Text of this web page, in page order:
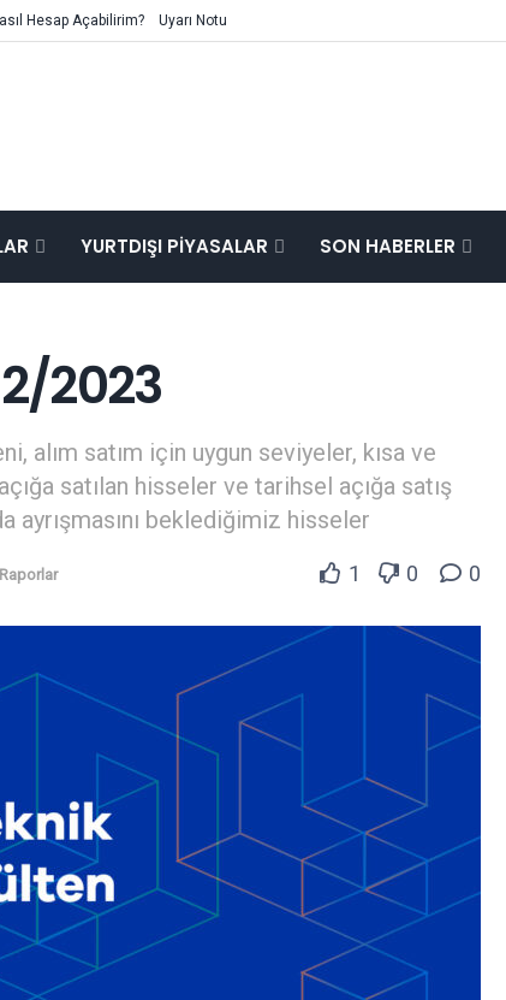
Hesap Açabilirim? Uyarı Notu
YURTDIŞI PIYASALAR SON HABERLER
2023
alım satım için uygun seviyeler, kısa ve
satılan hisseler ve tarihsel açığa satış
beklediğimiz hisseler
1 0 0